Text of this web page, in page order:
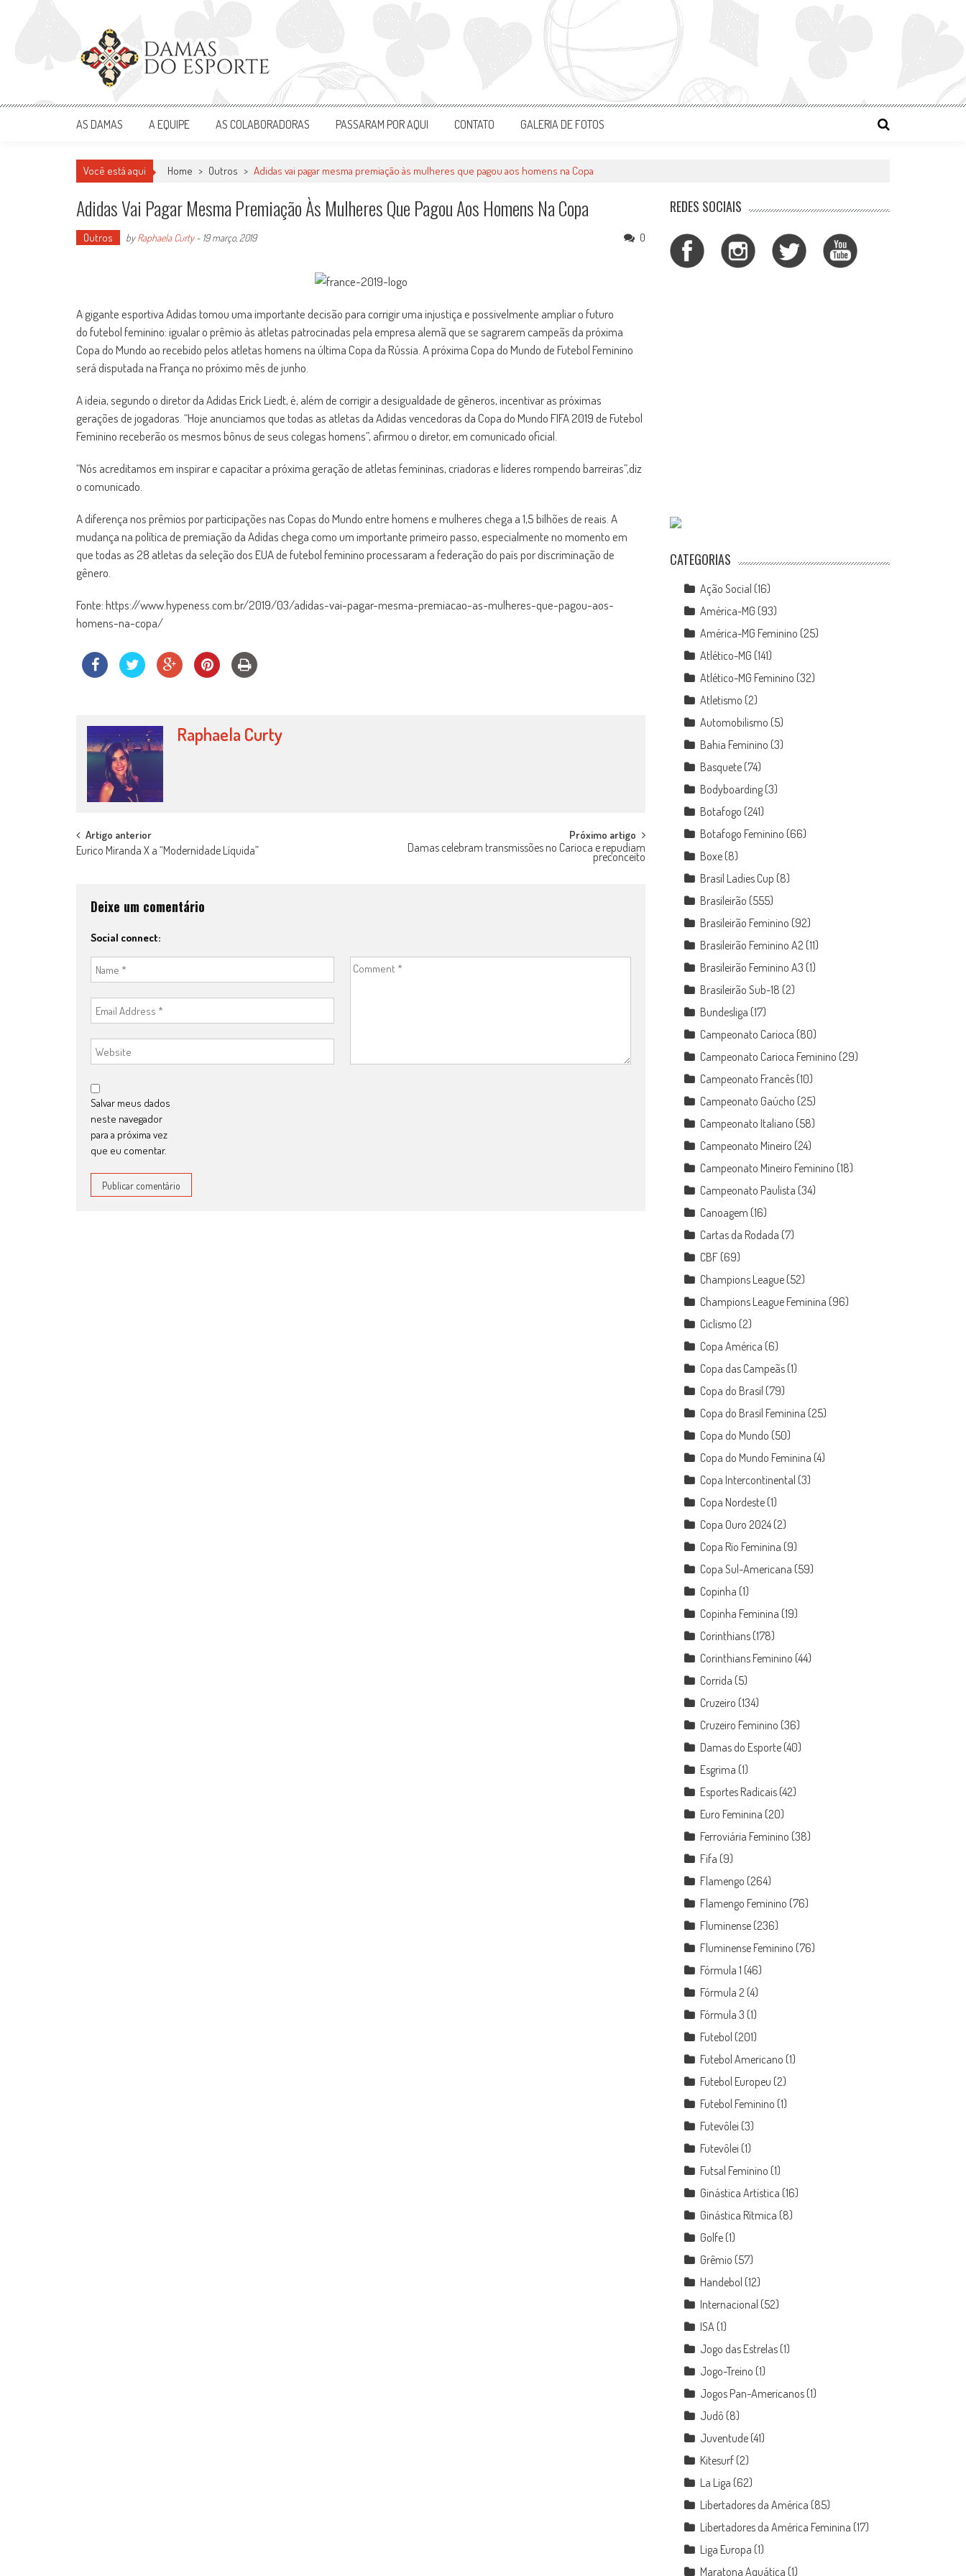
Damas do Esporte
Descobrindo talentos femininos para o meio esportivo
AS DAMAS A EQUIPE AS COLABORADORAS PASSARAM POR AQUI CONTATO GALERIA DE FOTOS
Você está aqui Home > Outros > Adidas vai pagar mesma premiação às mulheres que pagou aos homens na Copa
Adidas Vai Pagar Mesma Premiação Às Mulheres Que Pagou Aos Homens Na Copa
Outros byRaphaela Curty- 19 março, 2019 0
A gigante esportiva Adidas tomou uma importante decisão para corrigir uma injustiça e possivelmente ampliar o futuro
do futebol feminino: igualar o prêmio às atletas patrocinadas pela empresa alemã que se sagrarem campeãs da próxima
Copa do Mundo ao recebido pelos atletas homens na última Copa da Rússia. A próxima Copa do Mundo de Futebol Feminino
será disputada na França no próximo mês de junho.
A ideia, segundo o diretor da Adidas Erick Liedt, é, além de corrigir a desigualdade de gêneros, incentivar as próximas
gerações de jogadoras. “Hoje anunciamos que todas as atletas da Adidas vencedoras da Copa do Mundo FIFA 2019 de Futebol
Feminino receberão os mesmos bônus de seus colegas homens”, afirmou o diretor, em comunicado oficial.
“Nós acreditamos em inspirar e capacitar a próxima geração de atletas femininas, criadoras e líderes rompendo barreiras”,diz
o comunicado.
A diferença nos prêmios por participações nas Copas do Mundo entre homens e mulheres chega a 1,5 bilhões de reais. A
mudança na política de premiação da Adidas chega como um importante primeiro passo, especialmente no momento em
que todas as 28 atletas da seleção dos EUA de futebol feminino processaram a federação do país por discriminação de
gênero.
Fonte: https://www.hypeness.com.br/2019/03/adidas-vai-pagar-mesma-premiacao-as-mulheres-que-pagou-aos-
homens-na-copa/
Raphaela Curty
Post
Artigo anterior
Eurico Miranda X a “Modernidade Líquida”
Próximo artigo
Damas celebram transmissões no Carioca e repudiam
preconceito
Deixe um comentário
Social connect:
Salvar meus dados
neste navegador
para a próxima vez
que eu comentar.
REDES SOCIAIS
CATEGORIAS
Ação Social (16)
América-MG (93)
América-MG Feminino (25)
Atlético-MG (141)
Atlético-MG Feminino (32)
Atletismo (2)
Automobilismo (5)
Bahia Feminino (3)
Basquete (74)
Bodyboarding (3)
Botafogo (241)
Botafogo Feminino (66)
Boxe (8)
Brasil Ladies Cup (8)
Brasileirão (555)
Brasileirão Feminino (92)
Brasileirão Feminino A2 (11)
Brasileirão Feminino A3 (1)
Brasileirão Sub-18 (2)
Bundesliga (17)
Campeonato Carioca (80)
Campeonato Carioca Feminino (29)
Campeonato Francês (10)
Campeonato Gaúcho (25)
Campeonato Italiano (58)
Campeonato Mineiro (24)
Campeonato Mineiro Feminino (18)
Campeonato Paulista (34)
Canoagem (16)
Cartas da Rodada (7)
CBF (69)
Champions League (52)
Champions League Feminina (96)
Ciclismo (2)
Copa América (6)
Copa das Campeãs (1)
Copa do Brasil (79)
Copa do Brasil Feminina (25)
Copa do Mundo (50)
Copa do Mundo Feminina (4)
Copa Intercontinental (3)
Copa Nordeste (1)
Copa Ouro 2024(2)
Copa Rio Feminina (9)
Copa Sul-Americana (59)
Copinha (1)
Copinha Feminina (19)
Corinthians (178)
Corinthians Feminino (44)
Corrida (5)
Cruzeiro (134)
Cruzeiro Feminino (36)
Damas do Esporte (40)
Esgrima (1)
Esportes Radicais (42)
Euro Feminina (20)
Ferroviária Feminino (38)
Fifa (9)
Flamengo (264)
Flamengo Feminino (76)
Fluminense (236)
Fluminense Feminino (76)
Fórmula 1 (46)
Fórmula 2 (4)
Fórmula 3 (1)
Futebol (201)
Futebol Americano (1)
Futebol Europeu (2)
Futebol Feminino (1)
Futevôlei (3)
Futevôlei (1)
Futsal Feminino (1)
Ginástica Artística (16)
Ginástica Rítmica (8)
Golfe (1)
Grêmio (57)
Handebol (12)
Internacional (52)
ISA (1)
Jogo das Estrelas (1)
Jogo-Treino (1)
Jogos Pan-Americanos (1)
Judô (8)
Juventude (41)
Kitesurf (2)
La Liga (62)
Libertadores da América (85)
Libertadores da América Feminina (17)
Liga Europa (1)
Maratona Aquática (1)